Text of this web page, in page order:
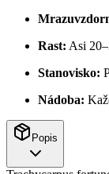
Rast: Asi
Stanovisko:
Nádoba:
Popis